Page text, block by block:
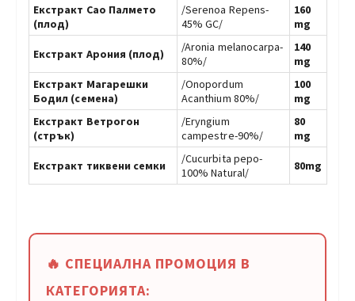
Екстракт Сао Палмето
(плод)
/Serenoa Repens-
45% GC/
160
mg
Екстракт Арония (плод)
/Aronia melanocarpa-
80%/
140
mg
Екстракт Магарешки
Бодил (семена)
/Onopordum
Acanthium 80%/
100
mg
Екстракт Ветрогон
(стрък)
/Eryngium
campestre-90%/
80
mg
Екстракт тиквени семки
/Cucurbita pepo-
100% Natural/
80mg
🔥 СПЕЦИАЛНА ПРОМОЦИЯ В
КАТЕГОРИЯТА: